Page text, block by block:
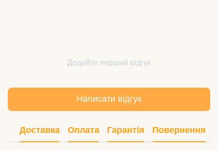
Додайте перший відгук
Написати відгук
Доставка Оплата Гарантія Повернення